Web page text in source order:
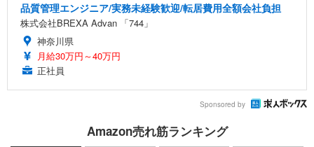
品質管理エンジニア/実務未経験歓迎/転居費用全額会社負担
株式会社BREXA Advan 「744」
神奈川県
月給30万円～40万円
正社員
Sponsored by
Amazon売れ筋ランキング